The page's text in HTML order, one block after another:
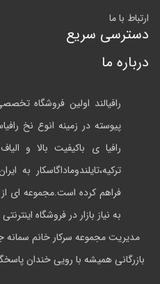
ارتباط با ما
دسترسی سریع
درباره ما
رافیالند اولین فروشگاه
پیوسته در زمینه انوع نخ
رافیا ی باکیفیت بالا و
ترکیه،تایلندوماداگاسکار به
فراهم کرده است.مجموعه ای از
به نیاز بازار در فروشگاه
مدیریت مجموعه سرکار خانم سمانه
بازرگانی همیشه با رویی خندان